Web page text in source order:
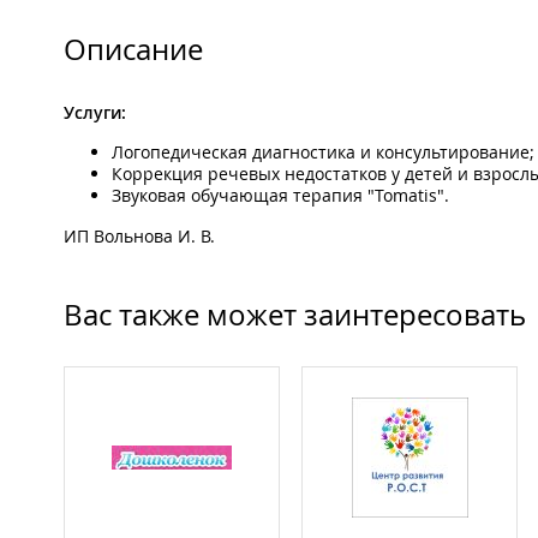
Описание
Услуги:
Логопедическая диагностика и консультирование;
Коррекция речевых недостатков у детей и
Звуковая обучающая терапия "Tomatis".
ИП Вольнова И. В.
Вас также может заинтересовать